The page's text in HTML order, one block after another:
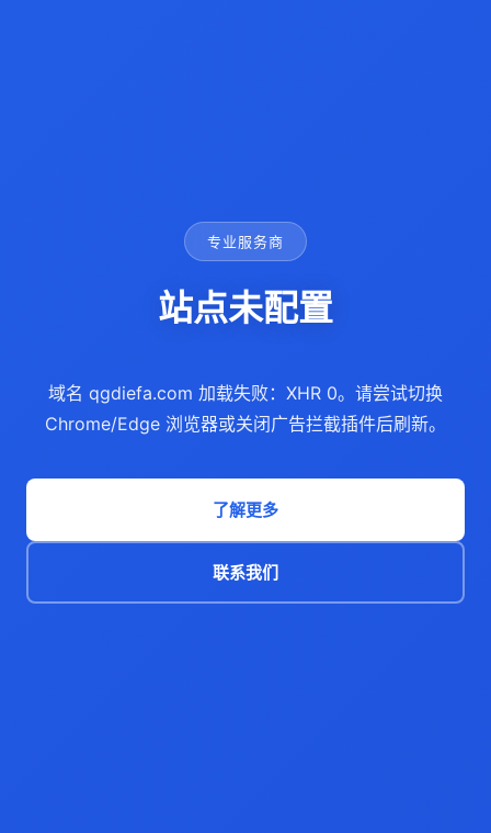
专业服务商
站点未配置
域名 qgdiefa.com 加载失败：XHR 0。请尝试切换
Chrome/Edge 浏览器或关闭广告拦截插件后刷新。
了解更多
联系我们